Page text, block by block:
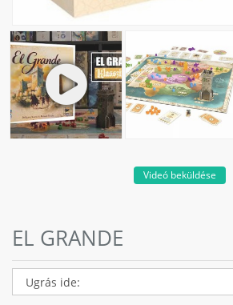
Videó beküldése
EL GRANDE